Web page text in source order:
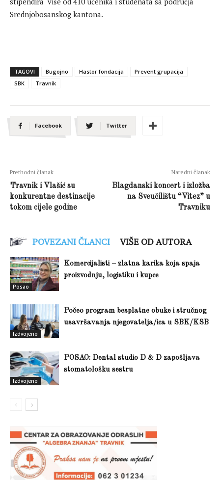
Srednjobosanskog kantona.
TAGOVI Bugojno Hastor fondacija
Prevent grupacija
SBK
Travnik
Facebook Twitter
Prethodni članak
Travnik i Vlašić su
konkurentne destinacije
tokom cijele godine
Naredni članak
Blagdanski koncert i izložba
na Sveučilištu “Vitez” u
Travniku
POVEZANI ČLANCI VIŠE OD AUTORA
Posao
Komercijalisti – zlatna karika koja spaja
proizvodnju, logistiku i kupce
Izdvojeno
Počeo program besplatne obuke i stručnog
usavršavanja njegovatelja/ica u SBK/KSB
Izdvojeno
POSAO: Dental studio D & D zapošljava
stomatološku sestru